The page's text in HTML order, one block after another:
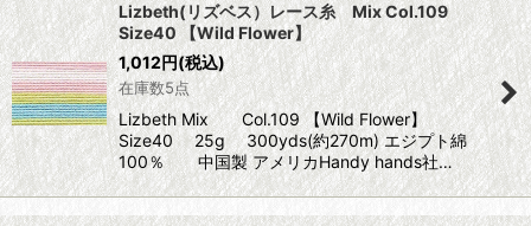
Lizbeth(リズベス）レース糸 Mix Col.109
Size40 【Wild Flower】
1,012円(税込)
在庫数5点
Lizbeth Mix Col.109 【Wild Flower】
Size40 25g 300yds(約270m) エジプト綿
100％ 中国製 アメリカHandy hands社…